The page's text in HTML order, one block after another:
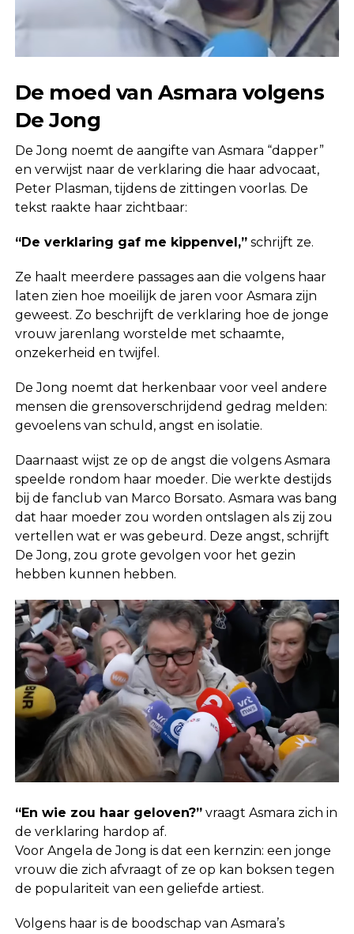
De moed van Asmara volgens
De Jong
De Jong noemt de aangifte van Asmara “dapper”
en verwijst naar de verklaring die haar advocaat,
Peter Plasman, tijdens de zittingen voorlas. De
tekst raakte haar zichtbaar:
“De verklaring gaf me kippenvel,”schrijft ze.
Ze haalt meerdere passages aan die volgens haar
laten zien hoe moeilijk de jaren voor Asmara zijn
geweest. Zo beschrijft de verklaring hoe de jonge
vrouw jarenlang worstelde met schaamte,
onzekerheid en twijfel.
De Jong noemt dat herkenbaar voor veel andere
mensen die grensoverschrijdend gedrag melden:
gevoelens van schuld, angst en isolatie.
Daarnaast wijst ze op de angst die volgens Asmara
speelde rondom haar moeder. Die werkte destijds
bij de fanclub van Marco Borsato. Asmara was bang
dat haar moeder zou worden ontslagen als zij zou
vertellen wat er was gebeurd. Deze angst, schrijft
De Jong, zou grote gevolgen voor het gezin
hebben kunnen hebben.
“En wie zou haar geloven?”vraagt Asmara zich in
de verklaring hardop af.
Voor Angela de Jong is dat een kernzin: een jonge
vrouw die zich afvraagt of ze op kan boksen tegen
de populariteit van een geliefde artiest.
Volgens haar is de boodschap van Asmara’s